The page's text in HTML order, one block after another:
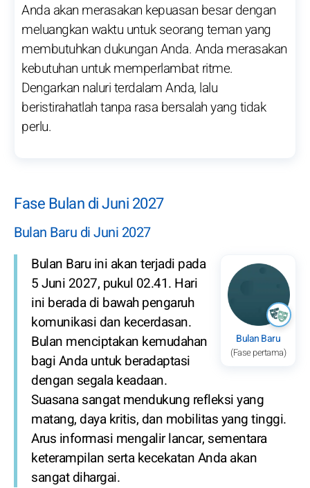
Anda akan merasakan kepuasan besar dengan
meluangkan waktu untuk seorang teman yang
membutuhkan dukungan Anda. Anda merasakan
kebutuhan untuk memperlambat ritme.
Dengarkan naluri terdalam Anda, lalu
beristirahatlah tanpa rasa bersalah yang tidak
perlu.
Fase Bulan di Juni 2027
Bulan Baru di Juni 2027
Bulan Baru
(Fase pertama)
Bulan Baru ini akan terjadi pada
5 Juni 2027, pukul 02.41. Hari
ini berada di bawah pengaruh
komunikasi dan kecerdasan.
Bulan menciptakan kemudahan
bagi Anda untuk beradaptasi
dengan segala keadaan.
Suasana sangat mendukung refleksi yang
matang, daya kritis, dan mobilitas yang tinggi.
Arus informasi mengalir lancar, sementara
keterampilan serta kecekatan Anda akan
sangat dihargai.